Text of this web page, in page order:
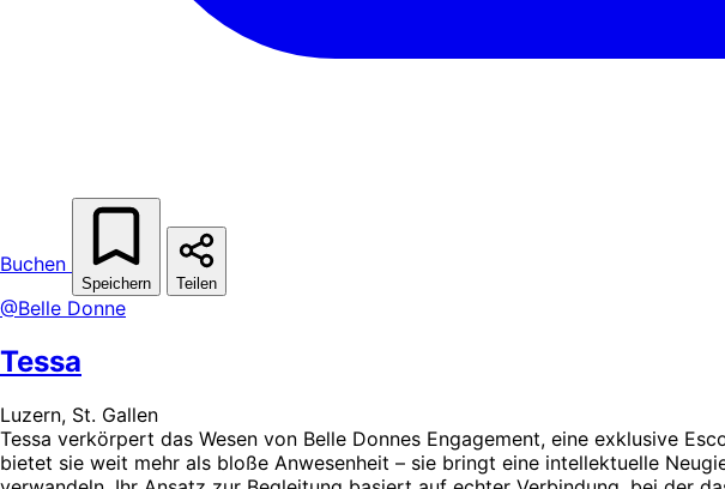
Buchen
Speichern Teilen
@Belle Donne
Tessa
Luzern, St. Gallen
Tessa verkörpert das Wesen von Belle Donnes Engagement, eine exklusive
bietet sie weit mehr als bloße Anwesenheit – sie bringt eine intellektuelle